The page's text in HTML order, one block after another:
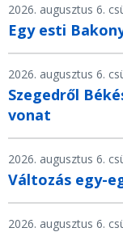
2026. augusztus 6.
Egy esti
2026. augusztus 6.
Szegedről
vonat
2026. augusztus 6.
Változás egy-
2026. augusztus 6.